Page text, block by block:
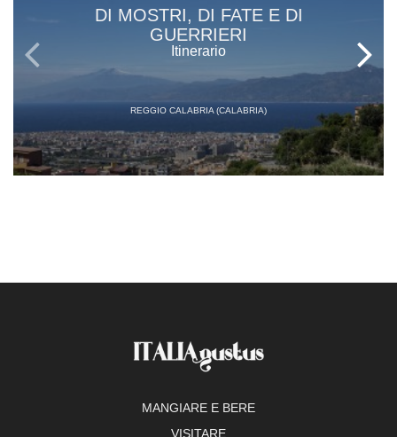
DI MOSTRI, DI FATE E DI
GUERRIERI
Itinerario
REGGIO CALABRIA (CALABRIA)
MANGIARE E BERE
VISITARE